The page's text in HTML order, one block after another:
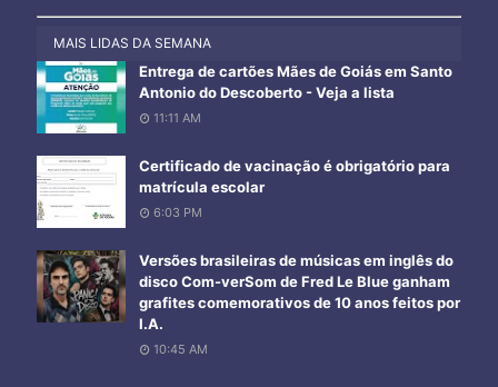
MAIS LIDAS DA SEMANA
Entrega de cartões Mães de Goiás em Santo
Antonio do Descoberto - Veja a lista
11:11 AM
Certificado de vacinação é obrigatório para
matrícula escolar
6:03 PM
Versões brasileiras de músicas em inglês do
disco Com-verSom de Fred Le Blue ganham
grafites comemorativos de 10 anos feitos por
I.A.
10:45 AM